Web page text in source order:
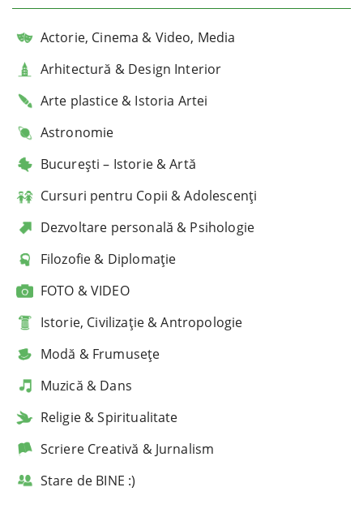
Actorie, Cinema & Video, Media
Arhitectură & Design Interior
Arte plastice & Istoria Artei
Astronomie
București – Istorie & Artă
Cursuri pentru Copii & Adolescenți
Dezvoltare personală & Psihologie
Filozofie & Diplomație
FOTO & VIDEO
Istorie, Civilizație & Antropologie
Modă & Frumusețe
Muzică & Dans
Religie & Spiritualitate
Scriere Creativă & Jurnalism
Stare de BINE :)